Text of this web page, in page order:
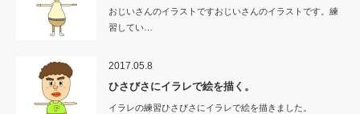
おじいさんのイラストですおじいさんのイラストです。練
習してい…
2017.05.8
ひさびさにイラレで絵を描く。
イラレの練習ひさびさにイラレで絵を描きました。